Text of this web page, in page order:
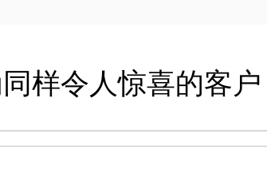
样令人惊喜的客户